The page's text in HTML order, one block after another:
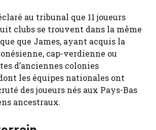
au tribunal que 11 joueurs
clubs se trouvent dans la même
que James, ayant acquis la
cap-verdienne ou
d’anciennes colonies
les équipes nationales ont
des joueurs nés aux Pays-Bas
ancestraux.